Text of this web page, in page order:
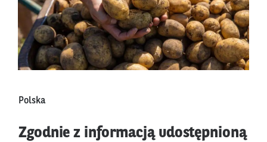
Polska
Zgodnie z informacją udostępnioną